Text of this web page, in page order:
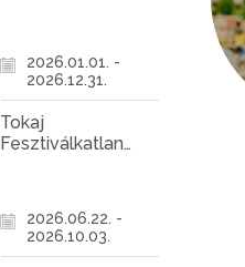
2026.01.01. -
2026.12.31.
Tokaj
Fesztiválkatlan
2026.06.22. -
2026.10.03.